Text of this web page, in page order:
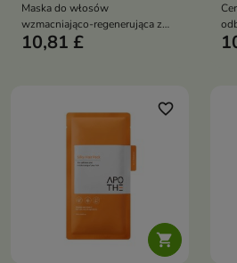
Maska do włosów
wzmacniająco-regenerująca z
proteinami ryżowymi to
Zapewnia optymalne nawilżenie,
10,81 £

favorite_border